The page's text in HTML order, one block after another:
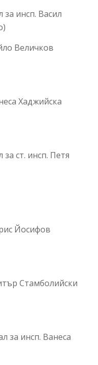
инсп. Васил
Величков
Хаджийска
ст. инсп. Петя
Йосифов
Стамболийски
за инсп. Ванеса